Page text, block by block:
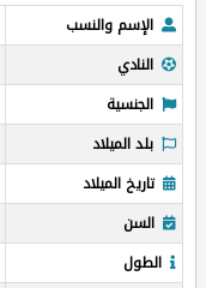
الإسم والنسب
النادي
الجنسية
بلد الميلاد
تاريخ الميلاد
السن
الطول